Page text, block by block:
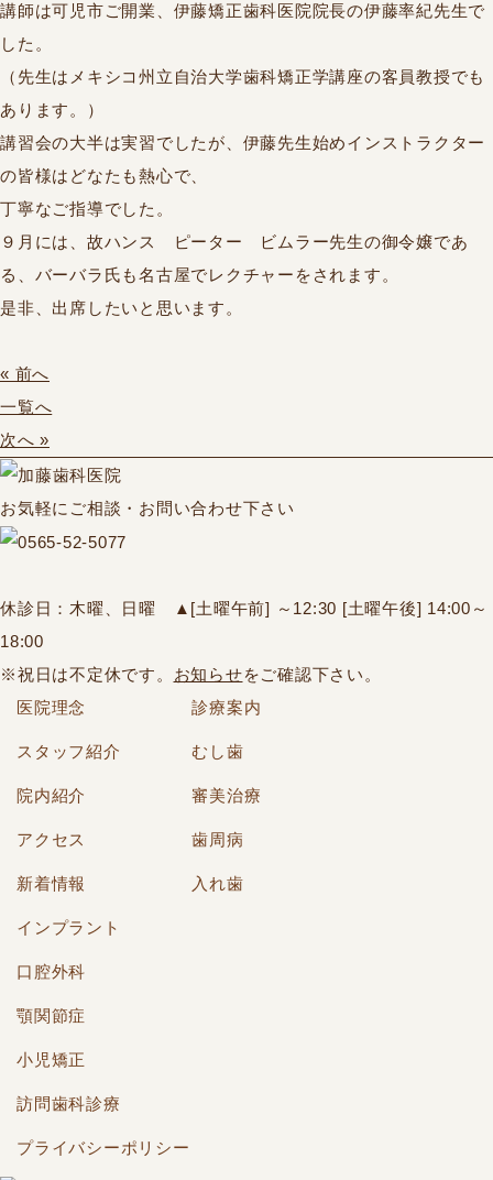
講師は可児市ご開業、伊藤矯正歯科医院院長の伊藤率紀先生で
した。
（先生はメキシコ州立自治大学歯科矯正学講座の客員教授でも
あります。）
講習会の大半は実習でしたが、伊藤先生始めインストラクター
の皆様はどなたも熱心で、
丁寧なご指導でした。
９月には、故ハンス ピーター ビムラー先生の御令嬢であ
る、バーバラ氏も名古屋でレクチャーをされます。
是非、出席したいと思います。
« 前へ
一覧へ
次へ »
お気軽にご相談・お問い合わせ下さい
休診日：木曜、日曜 ▲ [土曜午前] ～12:30 [土曜午後] 14:00～
18:00
※祝日は不定休です。 お知らせをご確認下さい。
医院理念
スタッフ紹介
院内紹介
アクセス
新着情報
診療案内
むし歯
審美治療
歯周病
入れ歯
インプラント
口腔外科
顎関節症
小児矯正
訪問歯科診療
プライバシーポリシー